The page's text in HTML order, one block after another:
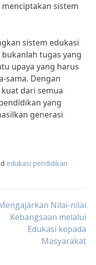
sistem
sistem edukasi
tugas yang
upaya yang harus
sama. Dengan
dari semua
yang
generasi
edukasi pendidikan
Nilai-nilai
Kebangsaan melalui
Edukasi kepada
Masyarakat